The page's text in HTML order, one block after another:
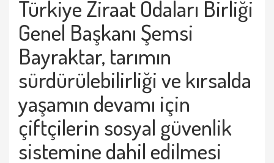
Türkiye Ziraat Odaları Birliği
Genel Başkanı Şemsi
Bayraktar, tarımın
sürdürülebilirliği ve kırsalda
yaşamın devamı için
çiftçilerin sosyal güvenlik
sistemine dahil edilmesi